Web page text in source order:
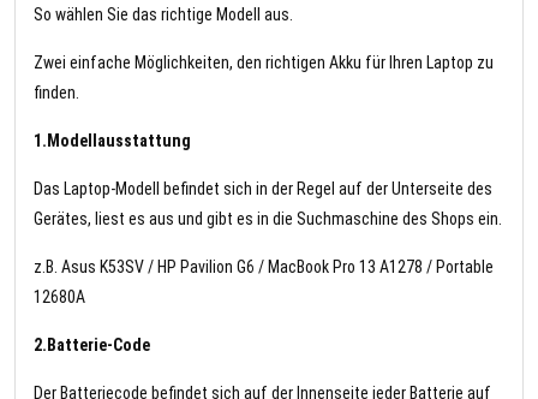
So wählen Sie das richtige Modell aus.
Zwei einfache Möglichkeiten, den richtigen Akku für Ihren Laptop zu
finden.
1.Modellausstattung
Das Laptop-Modell befindet sich in der Regel auf der Unterseite des
Gerätes, liest es aus und gibt es in die Suchmaschine des Shops ein.
z.B. Asus K53SV / HP Pavilion G6 / MacBook Pro 13 A1278 / Portable
12680A
2.Batterie-Code
Der Batteriecode befindet sich auf der Innenseite jeder Batterie auf